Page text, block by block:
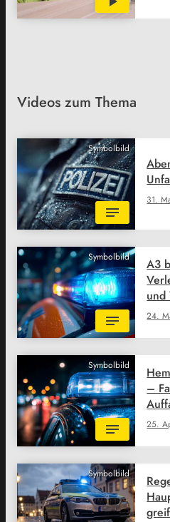
Videos zum Thema
Symbolbild
31.
Symbolbild
24.
A3
und
Symbolbild
25.
–
Symbolbild